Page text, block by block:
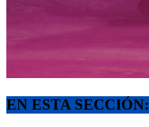
EN ESTA SECCIÓN: